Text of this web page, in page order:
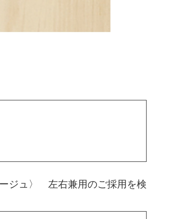
ュ〉 左右兼用のご採用を検